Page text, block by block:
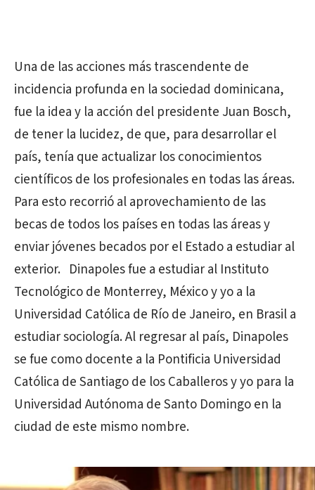
Una de las acciones más trascendente de
incidencia profunda en la sociedad dominicana,
fue la idea y la acción del presidente Juan Bosch,
de tener la lucidez, de que, para desarrollar el
país, tenía que actualizar los conocimientos
científicos de los profesionales en todas las áreas.
Para esto recorrió al aprovechamiento de las
becas de todos los países en todas las áreas y
enviar jóvenes becados por el Estado a estudiar al
exterior. Dinapoles fue a estudiar al Instituto
Tecnológico de Monterrey, México y yo a la
Universidad Católica de Río de Janeiro, en Brasil a
estudiar sociología. Al regresar al país, Dinapoles
se fue como docente a la Pontificia Universidad
Católica de Santiago de los Caballeros y yo para la
Universidad Autónoma de Santo Domingo en la
ciudad de este mismo nombre.